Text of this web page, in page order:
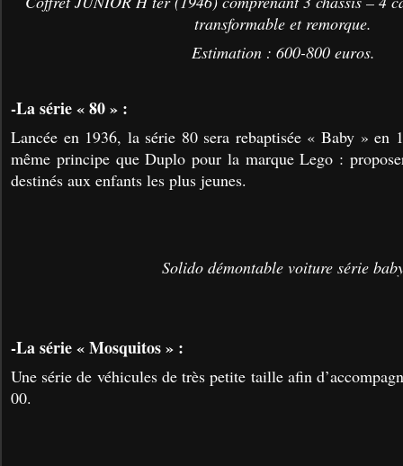
transformable et remorque.
Estimation : 600-800 euros.
-La série « 80 » :
Lancée en 1936, la série 80 sera rebaptisée « Baby » en
même principe que Duplo pour la marque Lego :
destinés aux enfants les plus jeunes.
Solido démontable voiture série
-La série « Mosquitos » :
Une série de véhicules de très petite taille afin
00.